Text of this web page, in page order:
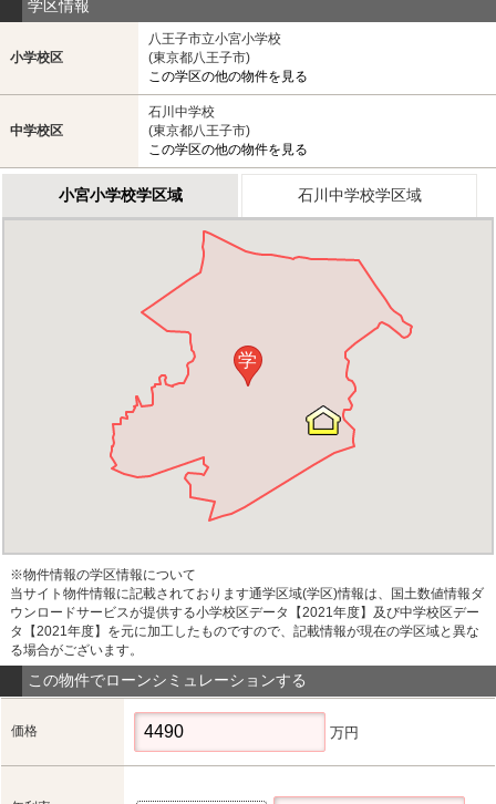
学区情報
小学校区
八王子市立小宮小学校
(東京都八王子市)
この学区の他の物件を見る
中学校区
石川中学校
(東京都八王子市)
この学区の他の物件を見る
小宮小学校学区域 石川中学校学区域
学
※物件情報の学区情報について
当サイト物件情報に記載されております通学区域(学区)情報は、国土数値情報ダ
ウンロードサービスが提供する小学校区データ【2021年度】及び中学校区デー
タ【2021年度】を元に加工したものですので、記載情報が現在の学区域と異な
る場合がございます。
この物件でローンシミュレーションする
価格 万円